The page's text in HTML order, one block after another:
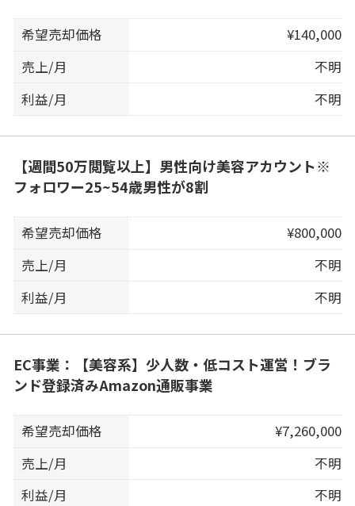
希望売却価格
¥140,000
売上/月
不明
利益/月
不明
【週間50万閲覧以上】男性向け美容アカウント※
フォロワー25~54歳男性が8割
希望売却価格
¥800,000
売上/月
不明
利益/月
不明
EC事業：【美容系】少人数・低コスト運営！ブラ
ンド登録済みAmazon通販事業
希望売却価格
¥7,260,000
売上/月
不明
利益/月
不明